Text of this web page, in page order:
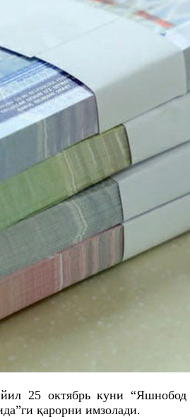
25 октябрь куни “Яшнобод
ги қарорни имзолади.